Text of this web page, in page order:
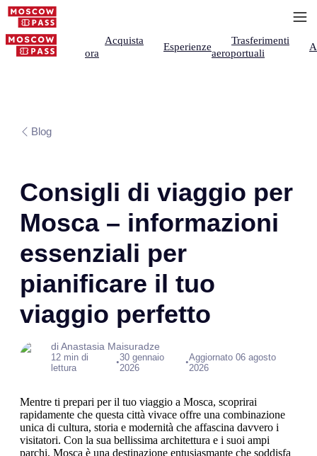
Acquista
ora
Esperienze
Trasferimenti
aeroportuali
Blog
Consigli di viaggio per
Mosca – informazioni
essenziali per
pianificare il tuo
viaggio perfetto
di Anastasia Maisuradze
12 min di
lettura
•30 gennaio
2026
•Aggiornato 06 agosto
2026
Mentre ti prepari per il tuo viaggio a Mosca, scoprirai
rapidamente che questa città vivace offre una combinazione
unica di cultura, storia e modernità che affascina davvero i
visitatori. Con la sua bellissima architettura e i suoi ampi
parchi, Mosca è una destinazione entusiasmante che soddisfa